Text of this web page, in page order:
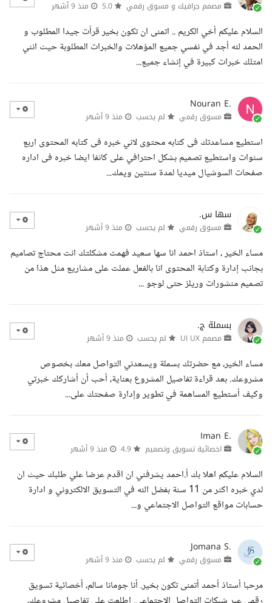
مصمم جرافيك و مسوق رقمي منذ 9 أشهر
السلام عليكم أخي الكريم .. اتمنى ان تكون بخير قرأت جيدا المطلوب و
الحمد لله أجد في نفسي جميع المؤهلات والخبرات المطلوبة حيث انني
امتلك خبرات كبيرة في إنشاء جميع...
Nouran E.
مسوق رقمي لم يحسب منذ 9 أشهر
استطيع مساعدتك فى كتابه محتوى لاني خبره فى كتابه المحتوى اربع
سنوات واستطيع تصميم بشكل احترافي على كانفا ايضا خبره فى اداره
صفحات السوشيال ميديا لمدة سنتين ويمك...
سها س.
مسوق رقمي لم يحسب منذ 9 أشهر
مساء الخير ، استاذ احمد انا سها سعيد فهمت مشكلتك انت محتاج تصاميم
بجانب إدارة وكتابة المحتوى انا بالفعل عملت على مشاريع مثل هذا من
تصميم منشورات وريلز حتى لوجو ...
بسملة ج.
مصمم UI UX لم يحسب منذ 9 أشهر
مساء الخير، مع حضرتك بسملة ويسعدني التواصل معك بخصوص
مشروعك. بعد قراءة تفاصيل المشروع بعناية، أحب أن أشاركك خبرتي
وكيف أستطيع المساهمة في تطوير وإدارة صفحتك على...
Iman E.
اخصائية تسويق وتصميم منذ 9 أشهر
السلام عليكم اهلا بك أ.احمد يشرفني ان اقدم عرضا علي طلبك حيث ان
لدي خبره اكثر من 11 سنة بفضل الله في التسويق الالكتروني و ادارة
حسابات مواقع التواصل الاجتماعي و...
Jomana S.
مسوق رقمي لم يحسب منذ 9 أشهر
مرحبا أستاذ أحمد أتمنى تكون بخير. أنا جومانا سالم، أخصائية تسويق